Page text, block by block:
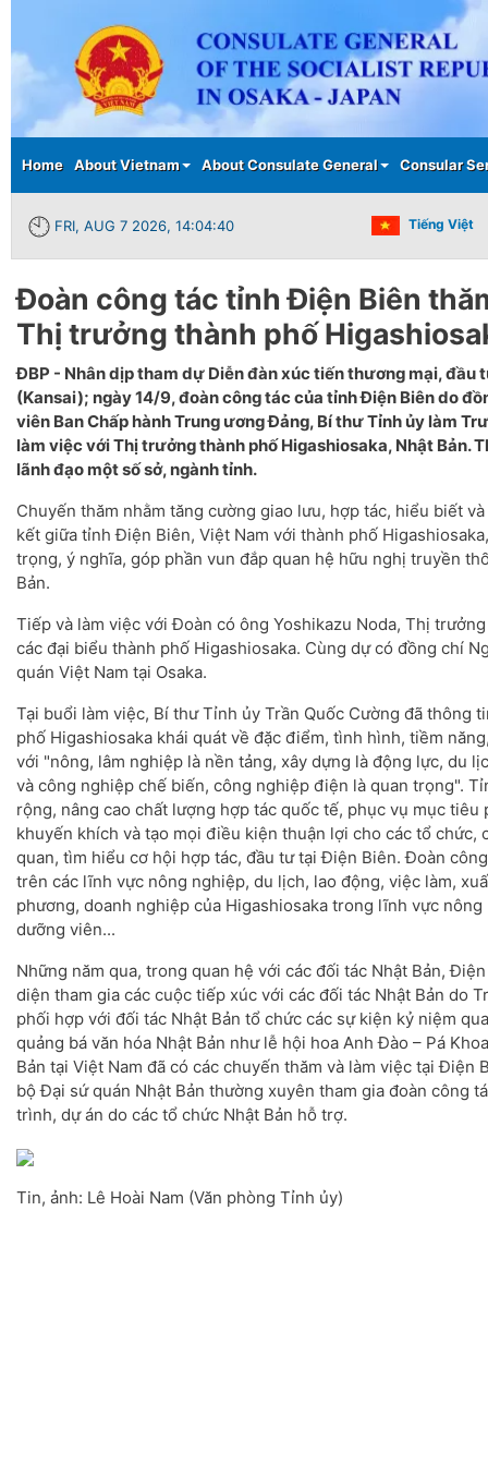
Main menu
Home About Vietnam About Consulate General Consular
FRI, AUG 7 2026, 14:04:40 Tiếng Việt
Đoàn công tác tỉnh Điện Biên
Thị trưởng thành phố
ĐBP - Nhân dịp tham dự Diễn đàn xúc tiến thương mại, đầu
(Kansai); ngày 14/9, đoàn công tác của tỉnh Điện Biên do
viên Ban Chấp hành Trung ương Đảng, Bí thư Tỉnh ủy làm
làm việc với Thị trưởng thành phố Higashiosaka, Nhật Bản.
lãnh đạo một số sở, ngành tỉnh.
Chuyến thăm nhằm tăng cường giao lưu, hợp tác, hiểu biết
kết giữa tỉnh Điện Biên, Việt Nam với thành phố
trọng, ý nghĩa, góp phần vun đắp quan hệ hữu nghị truyền
Bản.
Tiếp và làm việc với Đoàn có ông Yoshikazu Noda, Thị
các đại biểu thành phố Higashiosaka. Cùng dự có đồng chí
quán Việt Nam tại Osaka.
Tại buổi làm việc, Bí thư Tỉnh ủy Trần Quốc Cường đã thông
phố Higashiosaka khái quát về đặc điểm, tình hình, tiềm
với "nông, lâm nghiệp là nền tảng, xây dựng là động lực, du
và công nghiệp chế biến, công nghiệp điện là quan trọng".
rộng, nâng cao chất lượng hợp tác quốc tế, phục vụ mục
khuyến khích và tạo mọi điều kiện thuận lợi cho các tổ chức,
quan, tìm hiểu cơ hội hợp tác, đầu tư tại Điện Biên. Đoàn
trên các lĩnh vực nông nghiệp, du lịch, lao động, việc làm,
phương, doanh nghiệp của Higashiosaka trong lĩnh vực
dưỡng viên...
Những năm qua, trong quan hệ với các đối tác Nhật Bản,
diện tham gia các cuộc tiếp xúc với các đối tác Nhật Bản do
phối hợp với đối tác Nhật Bản tổ chức các sự kiện kỷ niệm
quảng bá văn hóa Nhật Bản như lễ hội hoa Anh Đào – Pá
Bản tại Việt Nam đã có các chuyến thăm và làm việc tại Điện
bộ Đại sứ quán Nhật Bản thường xuyên tham gia đoàn công
trình, dự án do các tổ chức Nhật Bản hỗ trợ.
Tin, ảnh: Lê Hoài Nam (Văn phòng Tỉnh ủy)